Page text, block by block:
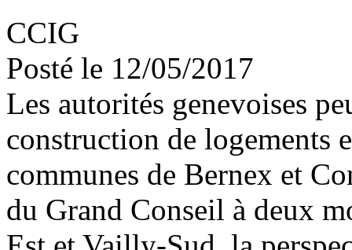
CCIG
Posté le 12/05/2017
Les autorités genevoises
construction de logements
communes de Bernex et
du Grand Conseil à deux